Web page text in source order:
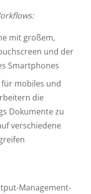
mit großem,
und der
Smartphones
mobiles und
die
Dokumente zu
verschiedene
Management-